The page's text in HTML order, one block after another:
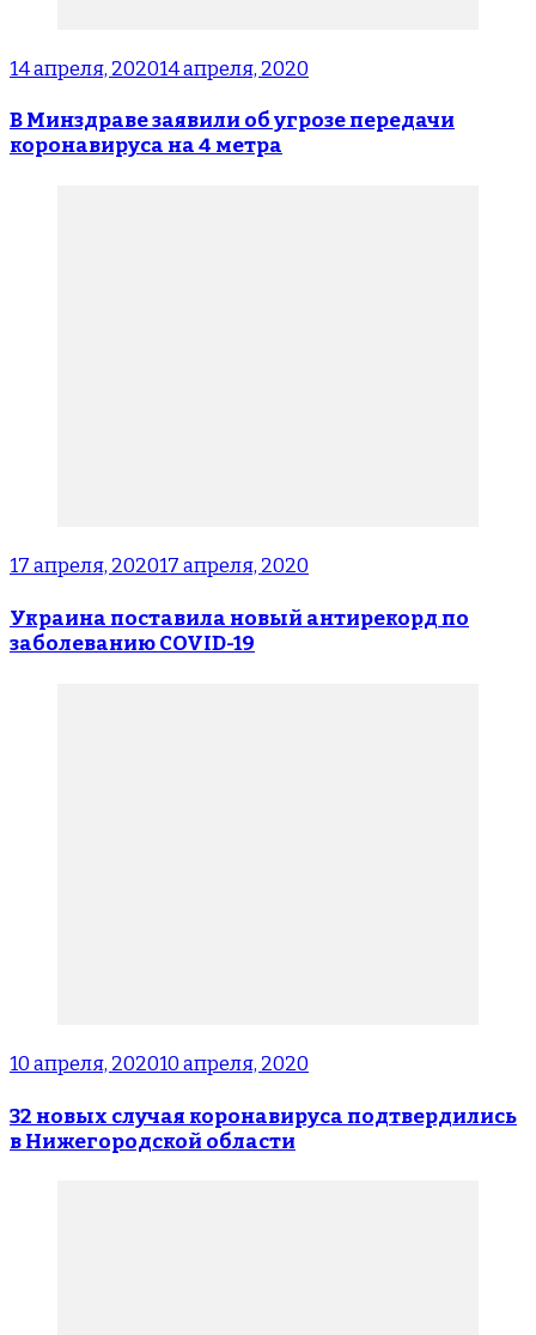
14 апреля, 202014 апреля, 2020
В Минздраве заявили об угрозе передачи
коронавируса на 4 метра
17 апреля, 202017 апреля, 2020
Украина поставила новый антирекорд по
заболеванию COVID-19
10 апреля, 202010 апреля, 2020
32 новых случая коронавируса подтвердились
в Нижегородской области